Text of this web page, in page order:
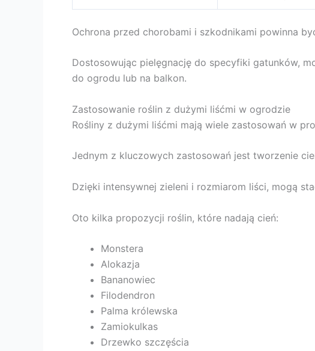
Ochrona przed chorobami i szkodnikami powinna
Dostosowując pielęgnację do specyfiki gatunków,
do ogrodu lub na balkon.
Zastosowanie roślin z dużymi liśćmi w ogrodzie
Rośliny z dużymi liśćmi mają wiele zastosowań w
Jednym z kluczowych zastosowań jest tworzenie
Dzięki intensywnej zieleni i rozmiarom liści, mogą
Oto kilka propozycji roślin, które nadają cień:
Monstera
Alokazja
Bananowiec
Filodendron
Palma królewska
Zamiokulkas
Drzewko szczęścia